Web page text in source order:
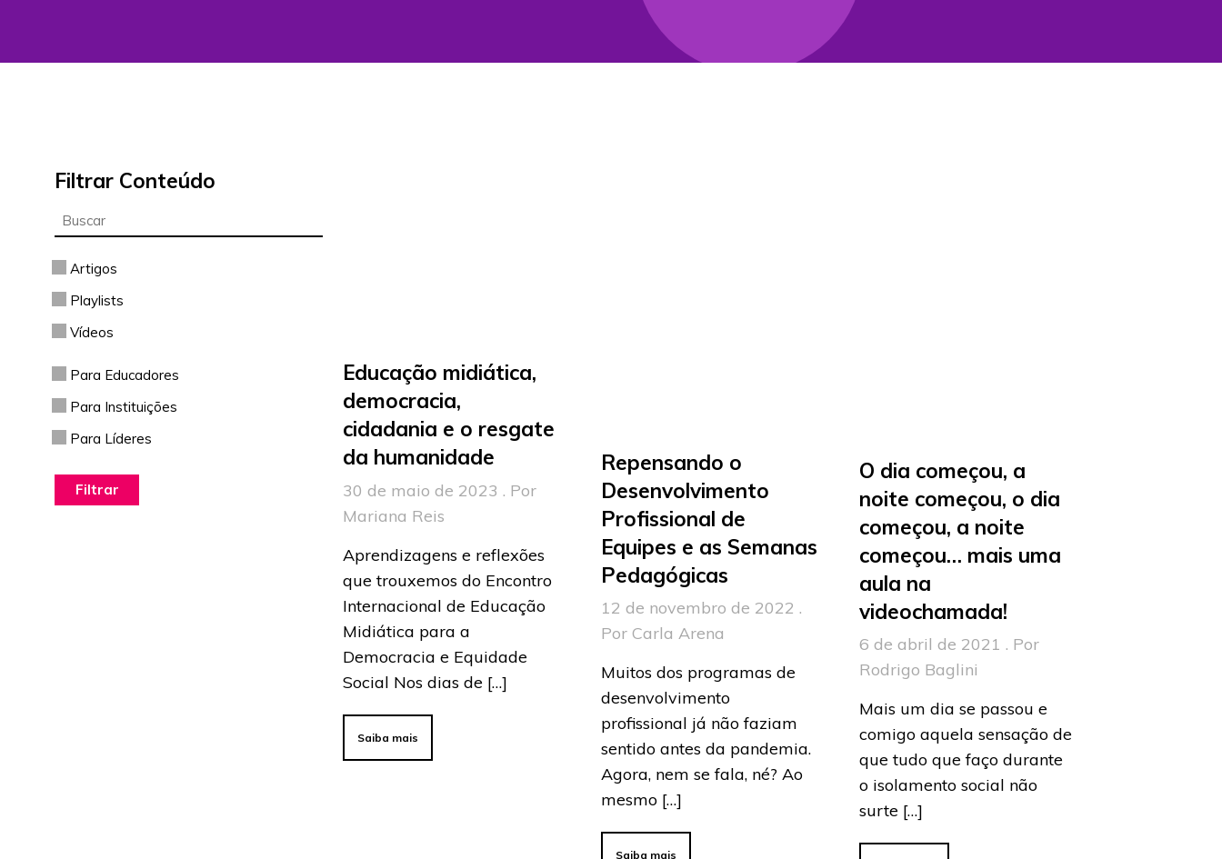
Filtrar Conteúdo
Artigos
Playlists
Vídeos
Para Educadores
Para Instituições
Para Líderes
Educação midiática,
democracia,
cidadania e o resgate
da humanidade
30 de maio de 2023 . Por
Mariana Reis
Aprendizagens e reflexões
que trouxemos do Encontro
Internacional de Educação
Midiática para a
Democracia e Equidade
Social Nos dias de […]
Saiba mais
Repensando o
Desenvolvimento
Profissional de
Equipes e as Semanas
Pedagógicas
12 de novembro de 2022 .
Por Carla Arena
Muitos dos programas de
desenvolvimento
profissional já não faziam
sentido antes da pandemia.
Agora, nem se fala, né? Ao
mesmo […]
Saiba mais
O dia começou, a
noite começou, o dia
começou, a noite
começou… mais uma
aula na
videochamada!
6 de abril de 2021 . Por
Rodrigo Baglini
Mais um dia se passou e
comigo aquela sensação de
que tudo que faço durante
o isolamento social não
surte […]